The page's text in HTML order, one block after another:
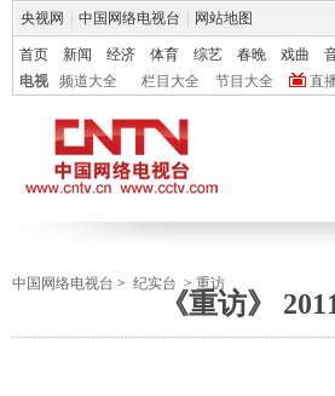
央视网 中国网络电视台 网站地图
首页 新闻 经济 体育 综艺 春晚 戏曲
电视
频道大全 栏目大全 节目大全 直
中国网络电视台 > 纪实台 > 重访
《重访》